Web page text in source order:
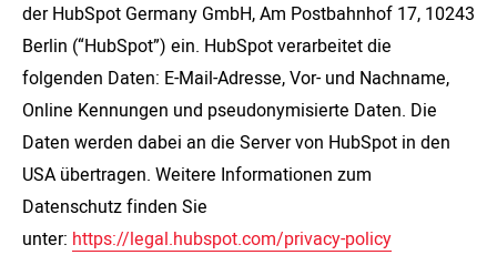
der HubSpot Germany GmbH, Am Postbahnhof 17, 10243
Berlin (“HubSpot”) ein. HubSpot verarbeitet die
folgenden Daten: E-Mail-Adresse, Vor- und Nachname,
Online Kennungen und pseudonymisierte Daten. Die
Daten werden dabei an die Server von HubSpot in den
USA übertragen. Weitere Informationen zum
Datenschutz finden Sie
unter: https://legal.hubspot.com/privacy-policy